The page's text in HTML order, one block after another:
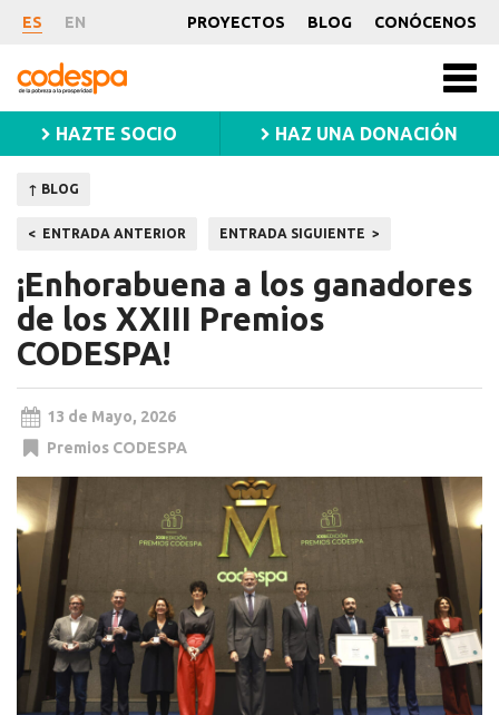
Noticia
ES EN PROYECTOS BLOG CONÓCENOS
CODESPA
HAZTE SOCIO HAZ UNA DONACIÓN
↑ BLOG
Navegación
de
entradas
ENTRADA ANTERIOR ENTRADA SIGUIENTE
¡Enhorabuena a los ganadores
de los XXIII Premios
CODESPA!
13 de Mayo, 2026
Premios CODESPA